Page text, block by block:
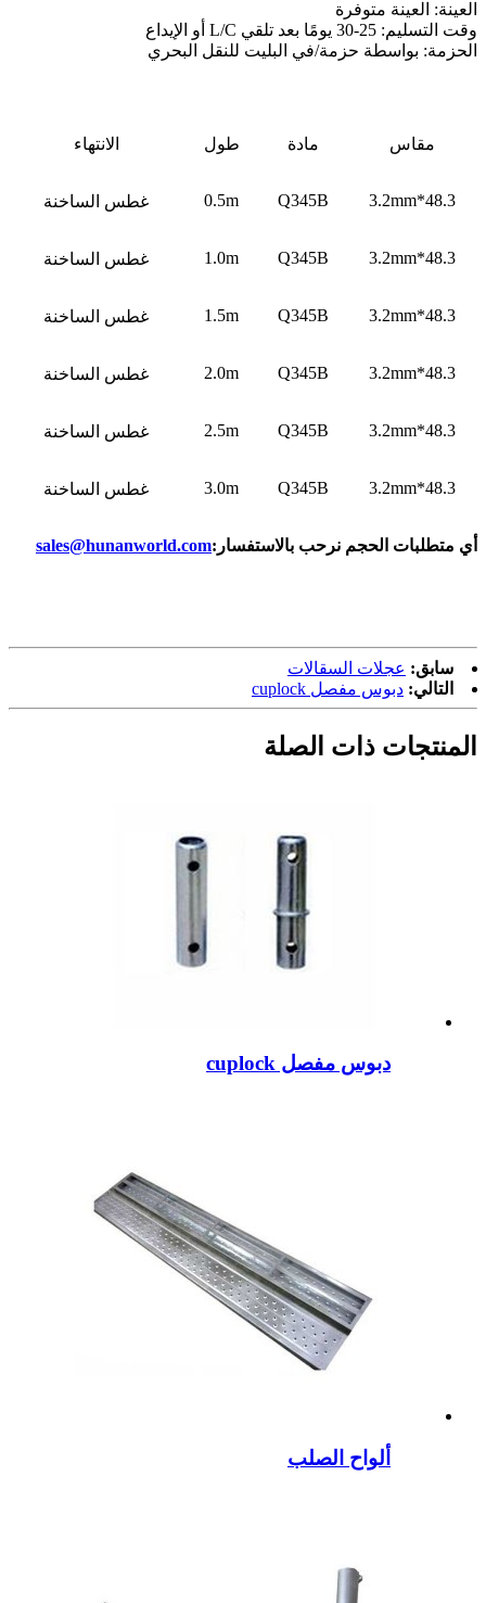
العينة: العينة متوفرة
وقت التسليم: 25-30 يومًا بعد تلقي L/C أو الإيداع
الحزمة: بواسطة حزمة/في البليت للنقل البحري
مقاس مادة طول الانتهاء
48.3*3.2mm
Q345B
0.5m غطس الساخنة
48.3*3.2mm
Q345B
1.0m غطس الساخنة
48.3*3.2mm
Q345B
1.5m غطس الساخنة
48.3*3.2mm
Q345B
2.0m غطس الساخنة
48.3*3.2mm
Q345B
2.5m غطس الساخنة
48.3*3.2mm
Q345B
3.0m غطس الساخنة
أي متطلبات الحجم نرحب بالاستفسار:sales@hunanworld.com
سابق: عجلات السقالات
التالي: دبوس مفصل cuplock
المنتجات ذات الصلة
دبوس مفصل cuplock
ألواح الصلب